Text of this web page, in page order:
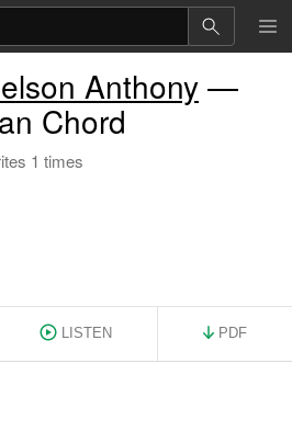
Anthony —
Chord
1 times
LISTEN PDF